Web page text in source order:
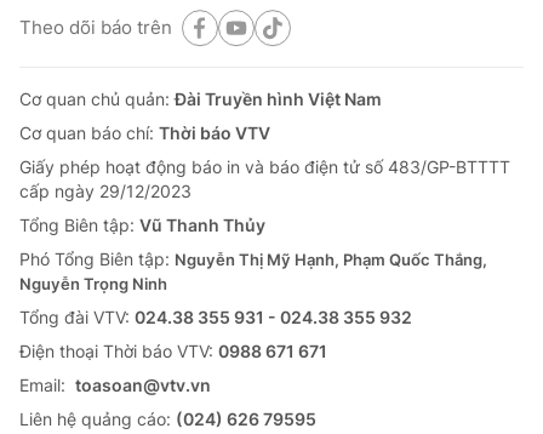
Theo dõi báo trên
Cơ quan chủ quản:Đài Truyền hình Việt Nam
Cơ quan báo chí: Thời báo VTV
Giấy phép hoạt động báo in và báo điện tử số 483/GP-BTTTT
cấp ngày 29/12/2023
Tổng Biên tập: Vũ Thanh Thủy
Phó Tổng Biên tập: Nguyễn Thị Mỹ Hạnh, Phạm Quốc Thắng,
Nguyễn Trọng Ninh
Tổng đài VTV: 024.38 355 931 - 024.38 355 932
Ðiện thoại Thời báo VTV: 0988 671 671
Email: toasoan@vtv.vn
Liên hệ quảng cáo: (024) 626 79595